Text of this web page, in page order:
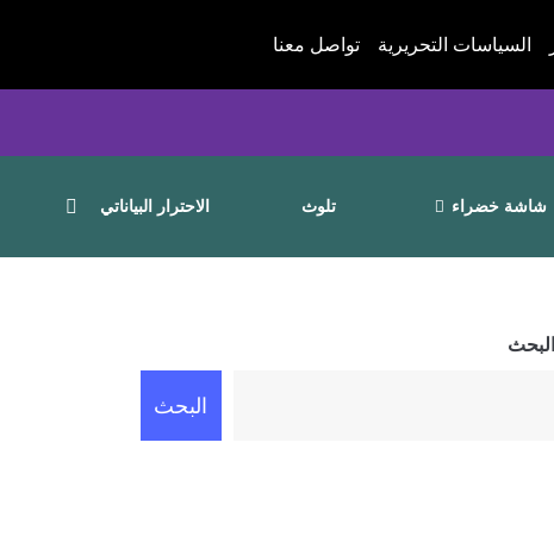
السياسات التحريرية تواصل معنا
شاشة خضراء تلوث الاحترار البياناتي
البحث
البحث